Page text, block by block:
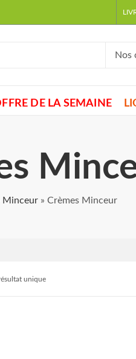
DE LA SEMAINE
Minceur »Crèmes Minceur
unique